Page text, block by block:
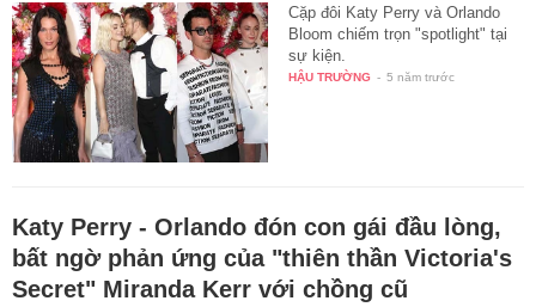
Cặp đôi Katy Perry và Orlando
Bloom chiếm trọn "spotlight" tại
sự kiện.
HẬU TRƯỜNG - 5 năm trước
Katy Perry - Orlando đón con gái đầu lòng,
bất ngờ phản ứng của "thiên thần Victoria's
Secret" Miranda Kerr với chồng cũ